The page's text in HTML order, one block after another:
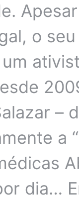
o
–
a
dia…